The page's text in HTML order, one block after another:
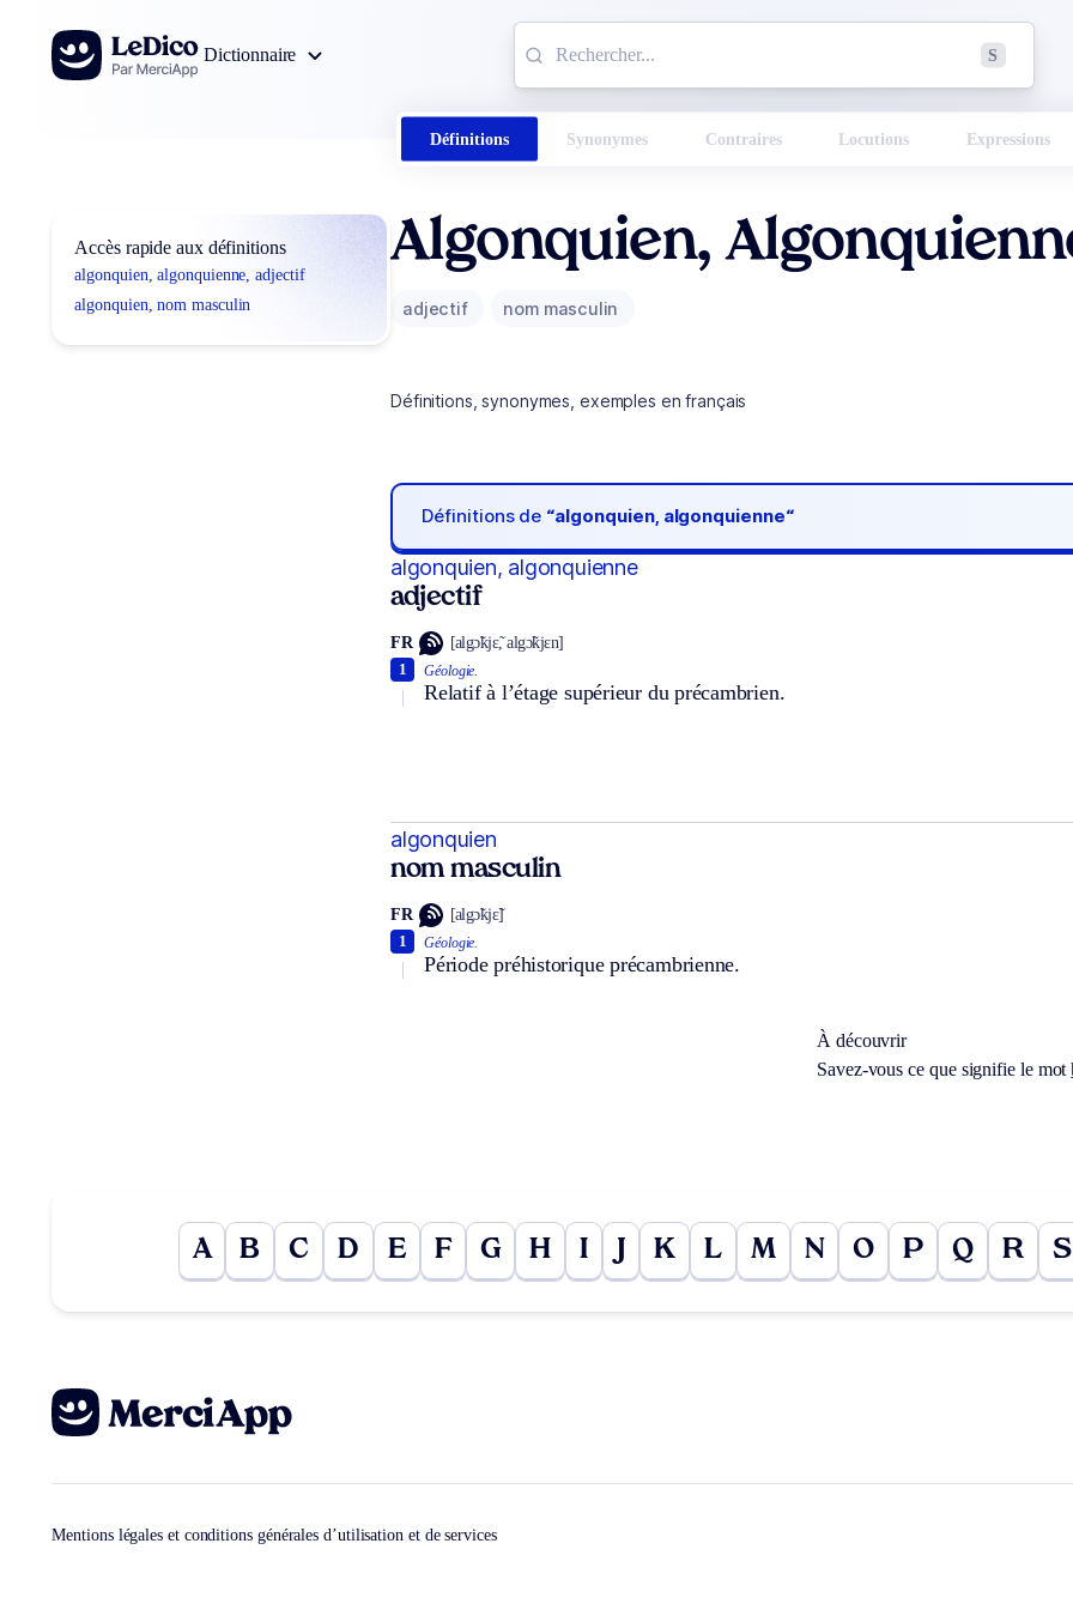
Aller au contenu
Dictionnaire
S
Définitions Synonymes Contraires Locutions Expressions
Accès rapide aux définitions
algonquien, algonquienne, adjectif
algonquien, nom masculin
Algonquien,
adjectif nom masculin
Définitions, synonymes, exemples en français
Définitions de “algonquien, algonquienne“
algonquien, algonquienne
adjectif
FR [algɔ̃kjɛ̃, algɔ̃kjɛn]
Géologie.
Relatif à l’étage supérieur du précambrien.
1
algonquien
nom masculin
FR [algɔ̃kjɛ̃]
Géologie.
Période préhistorique précambrienne.
1
À découvrir
Savez-vous ce que signifie le mot
A B C D E F G H I K L M N O P Q R S
Mentions légales et conditions générales d’utilisation et de services